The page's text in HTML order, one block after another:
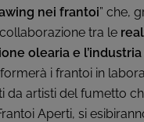
nei frantoi” che,
tra le
olearia e
i frantoi in
da artisti del fumetto
Aperti, si